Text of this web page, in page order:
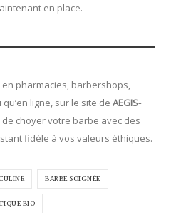
en place.
pharmacies, barbershops,
ligne, sur le site de AEGIS-
de choyer votre barbe avec des
fidèle à vos valeurs éthiques.
BARBE SOIGNÉE
BIO